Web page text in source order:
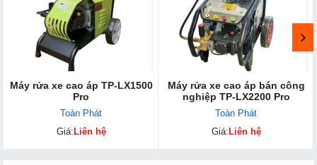
Máy rửa xe cao áp TP-LX1500
Pro
Toàn Phát
Giá: Liên hệ
Máy rửa xe cao áp bán công
nghiệp TP-LX2200 Pro
Toàn Phát
Giá: Liên hệ